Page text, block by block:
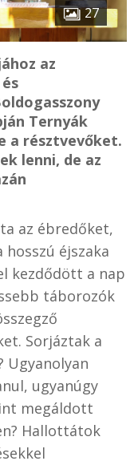
27
az
Ternyák
a résztvevőket.
lenni, de az
az ébredőket,
éjszaka
kezdődött a nap
táborozók
Sorjáztak a
Ugyanolyan
ugyanúgy
megáldott
Hallottátok